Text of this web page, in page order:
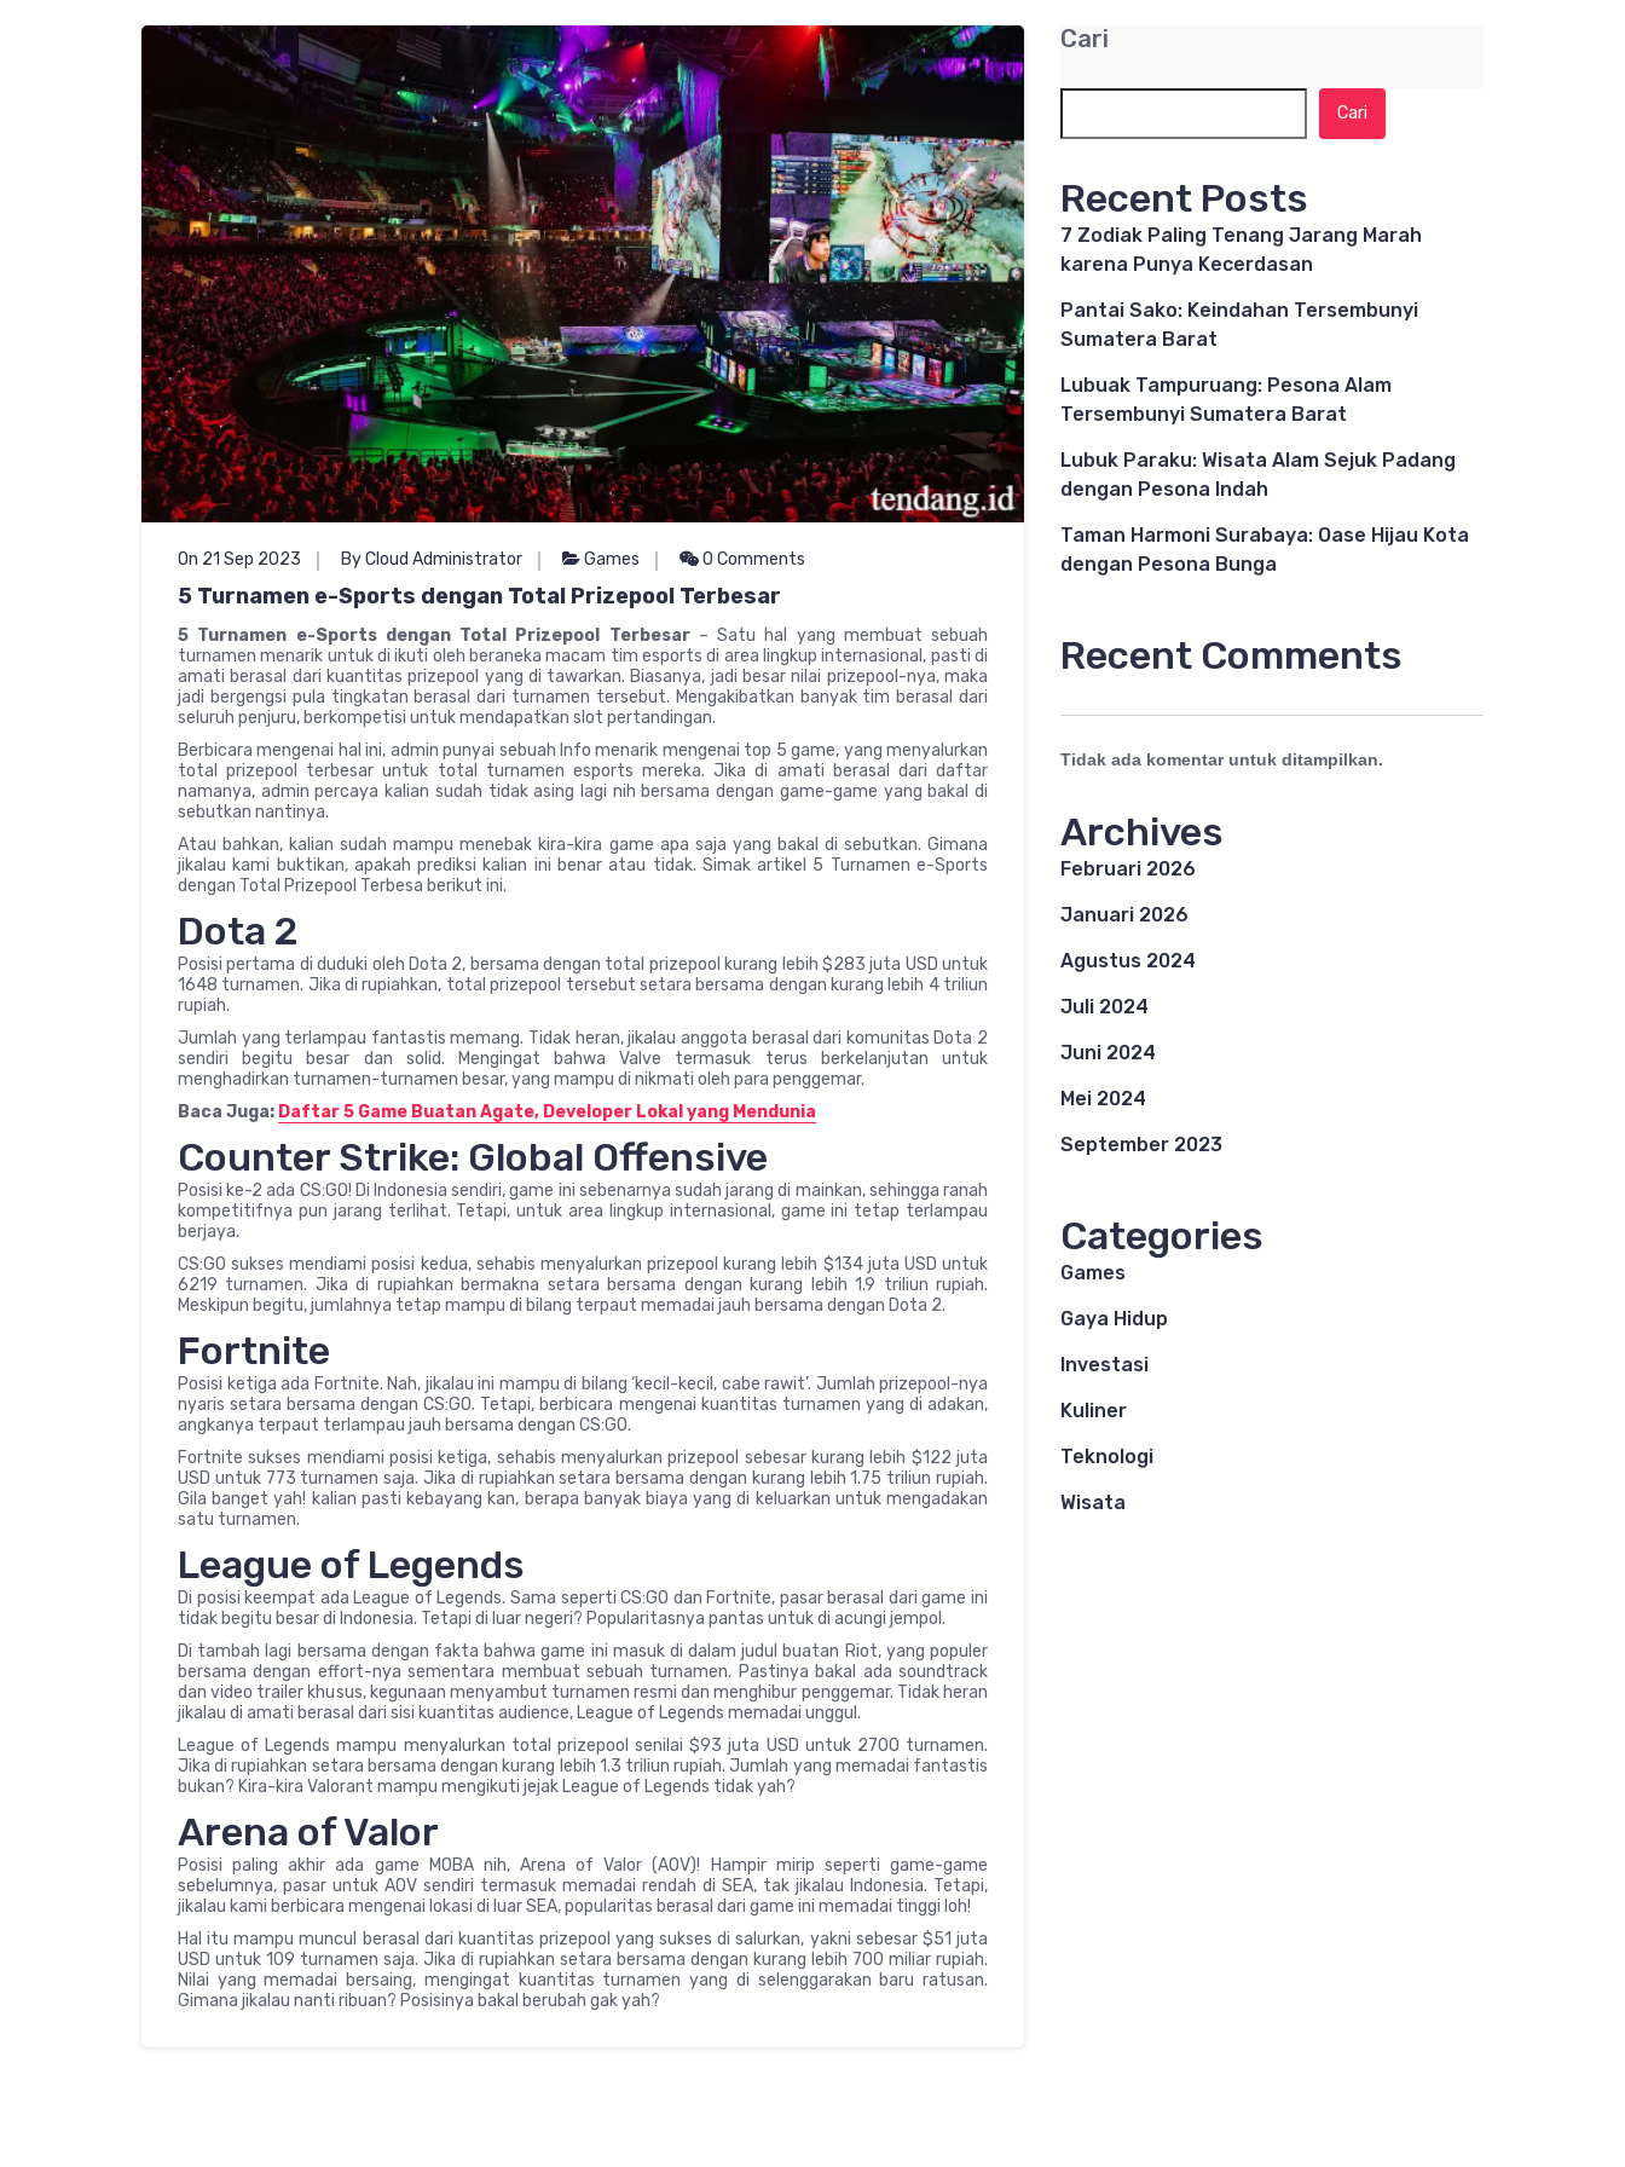
On 21 Sep 2023 By Cloud Administrator Games 0 Comments
5 Turnamen e-Sports dengan Total Prizepool Terbesar
5 Turnamen e-Sports dengan Total Prizepool Terbesar – Satu hal yang membuat sebuah
turnamen menarik untuk di ikuti oleh beraneka macam tim esports di area lingkup internasional, pasti di
amati berasal dari kuantitas prizepool yang di tawarkan. Biasanya, jadi besar nilai prizepool-nya, maka
jadi bergengsi pula tingkatan berasal dari turnamen tersebut. Mengakibatkan banyak tim berasal dari
seluruh penjuru, berkompetisi untuk mendapatkan slot pertandingan.
Berbicara mengenai hal ini, admin punyai sebuah Info menarik mengenai top 5 game, yang menyalurkan
total prizepool terbesar untuk total turnamen esports mereka. Jika di amati berasal dari daftar
namanya, admin percaya kalian sudah tidak asing lagi nih bersama dengan game-game yang bakal di
sebutkan nantinya.
Atau bahkan, kalian sudah mampu menebak kira-kira game apa saja yang bakal di sebutkan. Gimana
jikalau kami buktikan, apakah prediksi kalian ini benar atau tidak. Simak artikel 5 Turnamen e-Sports
dengan Total Prizepool Terbesa berikut ini.
Dota 2
Posisi pertama di duduki oleh Dota 2, bersama dengan total prizepool kurang lebih $283 juta USD untuk
1648 turnamen. Jika di rupiahkan, total prizepool tersebut setara bersama dengan kurang lebih 4 triliun
rupiah.
Jumlah yang terlampau fantastis memang. Tidak heran, jikalau anggota berasal dari komunitas Dota 2
sendiri begitu besar dan solid. Mengingat bahwa Valve termasuk terus berkelanjutan untuk
menghadirkan turnamen-turnamen besar, yang mampu di nikmati oleh para penggemar.
Baca Juga: Daftar 5 Game Buatan Agate, Developer Lokal yang Mendunia
Counter Strike: Global Offensive
Posisi ke-2 ada CS:GO! Di Indonesia sendiri, game ini sebenarnya sudah jarang di mainkan, sehingga ranah
kompetitifnya pun jarang terlihat. Tetapi, untuk area lingkup internasional, game ini tetap terlampau
berjaya.
CS:GO sukses mendiami posisi kedua, sehabis menyalurkan prizepool kurang lebih $134 juta USD untuk
6219 turnamen. Jika di rupiahkan bermakna setara bersama dengan kurang lebih 1.9 triliun rupiah.
Meskipun begitu, jumlahnya tetap mampu di bilang terpaut memadai jauh bersama dengan Dota 2.
Fortnite
Posisi ketiga ada Fortnite. Nah, jikalau ini mampu di bilang ‘kecil-kecil, cabe rawit’. Jumlah prizepool-nya
nyaris setara bersama dengan CS:GO. Tetapi, berbicara mengenai kuantitas turnamen yang di adakan,
angkanya terpaut terlampau jauh bersama dengan CS:GO.
Fortnite sukses mendiami posisi ketiga, sehabis menyalurkan prizepool sebesar kurang lebih $122 juta
USD untuk 773 turnamen saja. Jika di rupiahkan setara bersama dengan kurang lebih 1.75 triliun rupiah.
Gila banget yah! kalian pasti kebayang kan, berapa banyak biaya yang di keluarkan untuk mengadakan
satu turnamen.
League of Legends
Di posisi keempat ada League of Legends. Sama seperti CS:GO dan Fortnite, pasar berasal dari game ini
tidak begitu besar di Indonesia. Tetapi di luar negeri? Popularitasnya pantas untuk di acungi jempol.
Di tambah lagi bersama dengan fakta bahwa game ini masuk di dalam judul buatan Riot, yang populer
bersama dengan effort-nya sementara membuat sebuah turnamen. Pastinya bakal ada soundtrack
dan video trailer khusus, kegunaan menyambut turnamen resmi dan menghibur penggemar. Tidak heran
jikalau di amati berasal dari sisi kuantitas audience, League of Legends memadai unggul.
League of Legends mampu menyalurkan total prizepool senilai $93 juta USD untuk 2700 turnamen.
Jika di rupiahkan setara bersama dengan kurang lebih 1.3 triliun rupiah. Jumlah yang memadai fantastis
bukan? Kira-kira Valorant mampu mengikuti jejak League of Legends tidak yah?
Arena of Valor
Posisi paling akhir ada game MOBA nih, Arena of Valor (AOV)! Hampir mirip seperti game-game
sebelumnya, pasar untuk AOV sendiri termasuk memadai rendah di SEA, tak jikalau Indonesia. Tetapi,
jikalau kami berbicara mengenai lokasi di luar SEA, popularitas berasal dari game ini memadai tinggi loh!
Hal itu mampu muncul berasal dari kuantitas prizepool yang sukses di salurkan, yakni sebesar $51 juta
USD untuk 109 turnamen saja. Jika di rupiahkan setara bersama dengan kurang lebih 700 miliar rupiah.
Nilai yang memadai bersaing, mengingat kuantitas turnamen yang di selenggarakan baru ratusan.
Gimana jikalau nanti ribuan? Posisinya bakal berubah gak yah?
Cari
Cari
Recent Posts
7 Zodiak Paling Tenang Jarang Marah
karena Punya Kecerdasan
Pantai Sako: Keindahan Tersembunyi
Sumatera Barat
Lubuak Tampuruang: Pesona Alam
Tersembunyi Sumatera Barat
Lubuk Paraku: Wisata Alam Sejuk Padang
dengan Pesona Indah
Taman Harmoni Surabaya: Oase Hijau Kota
dengan Pesona Bunga
Recent Comments
Tidak ada komentar untuk ditampilkan.
Archives
Februari 2026
Januari 2026
Agustus 2024
Juli 2024
Juni 2024
Mei 2024
September 2023
Categories
Games
Gaya Hidup
Investasi
Kuliner
Teknologi
Wisata